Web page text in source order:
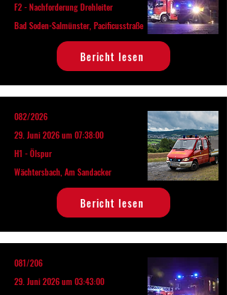
F2 - Nachforderung Drehleiter
Bad Soden-Salmünster, Pacificusstraße
Bericht lesen
082/2026
29. Juni 2026 um 07:38:00
H1 - Ölspur
Wächtersbach, Am Sandacker
Bericht lesen
081/206
29. Juni 2026 um 03:43:00